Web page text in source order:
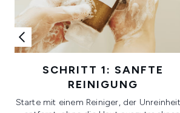
SCHRITT 1: SANFTE
REINIGUNG
Starte mit einem Reiniger, der